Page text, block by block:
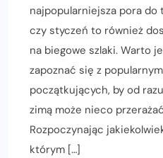
najpopularniejsza pora do
czy styczeń to również
na biegowe szlaki. Warto
zapoznać się z
początkujących, by od
zimą może nieco
Rozpoczynając
którym […]